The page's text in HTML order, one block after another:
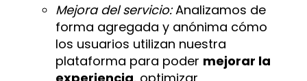
Mejora del servicio:Analizamos de
forma agregada y anónima cómo
los usuarios utilizan nuestra
plataforma para poder mejorar la